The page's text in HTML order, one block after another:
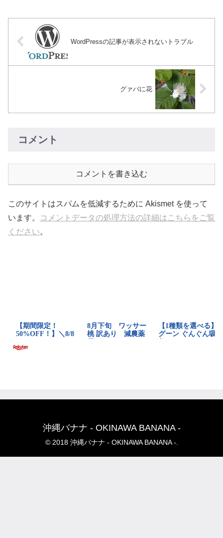
WordPressの記事が表示されないトラブル
グァバに花
コメント
コメントを書き込む
このサイトはスパムを低減するために Akismet を使って
います。
コメントデータの処理方法の詳細はこちらをご覧
ください。
沖縄バナナ - OKINAWA BANANA -
© 2018 沖縄バナナ - OKINAWA BANANA -.